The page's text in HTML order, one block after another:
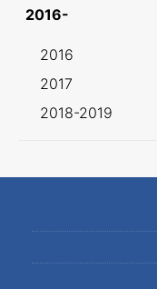
2016-
2016
2017
2018-2019